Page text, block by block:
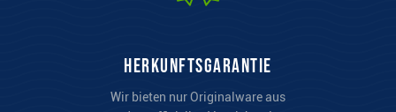
Herkunftsgarantie
Wir bieten nur Originalware aus